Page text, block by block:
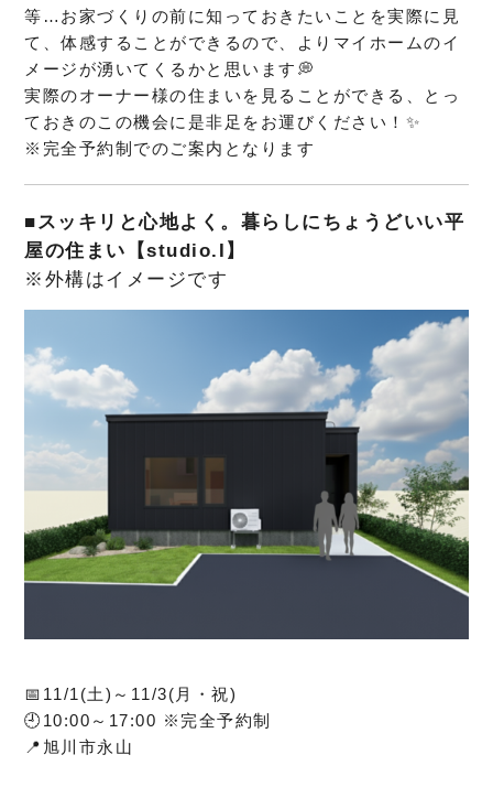
等…お家づくりの前に知っておきたいことを実際に見
て、体感することができるので、よりマイホームのイ
メージが湧いてくるかと思います💭
実際のオーナー様の住まいを見ることができる、とっ
ておきのこの機会に是非足をお運びください！✨
※完全予約制でのご案内となります
■スッキリと心地よく。暮らしにちょうどいい平
屋の住まい
【studio.I】
※外構はイメージです
📅11/1(土)～11/3(月・祝)
🕘10:00～17:00 ※完全予約制
📍旭川市永山